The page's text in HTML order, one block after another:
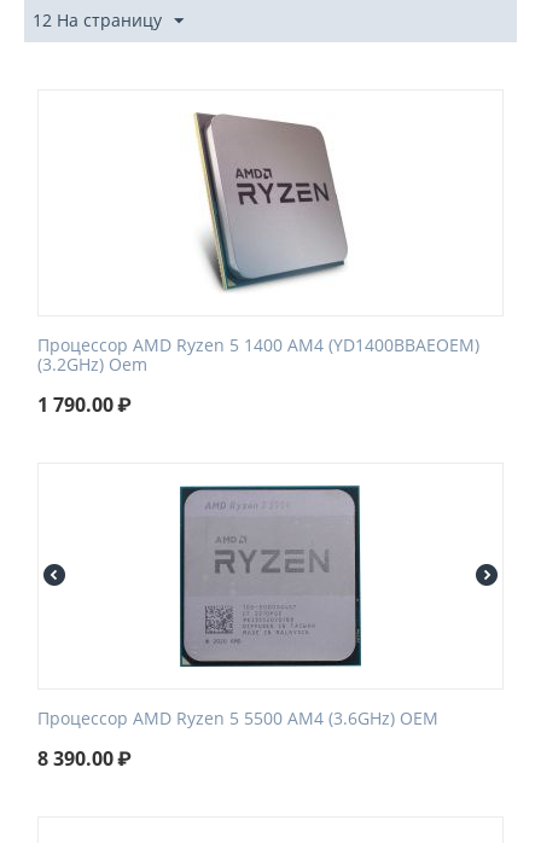
12 На страницу
Процессор AMD Ryzen 5 1400 AM4 (YD1400BBAEOEM)
(3.2GHz) Oem
1 790.00₽
Процессор AMD Ryzen 5 5500 AM4 (3.6GHz) OEM
8 390.00₽